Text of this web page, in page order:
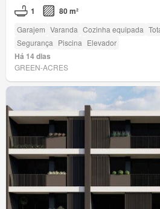
1 80 m²
Garajem Varanda Cozinha equipada
Segurança Piscina Elevador
Há 14 dias
GREEN-ACRES